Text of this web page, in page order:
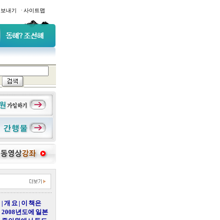
내기 · 사이트맵
| 개 요 | 이 책은
2008년도에 일본